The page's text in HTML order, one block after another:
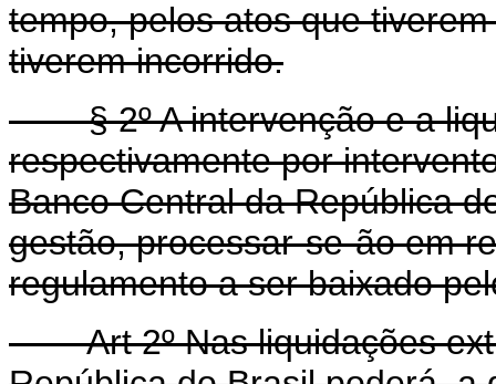
tempo, pelos atos que
tiverem incorrido.
§ 2º A intervenção e a
respectivamente por
Banco Central da República
gestão, processar-se-ão em
regulamento a ser baixado
Art 2º Nas liquidações